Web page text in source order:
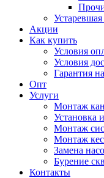
Акции
Как купить
Условия
Условия
Гарантия
Опт
Услуги
Монтаж
Установка
Монтаж
Монтаж
Замена
Бурение
Контакты